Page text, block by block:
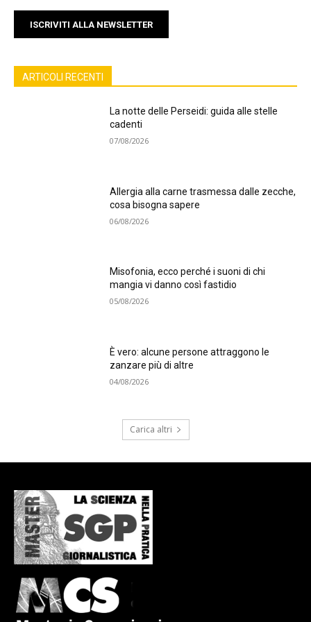
ISCRIVITI ALLA NEWSLETTER
ARTICOLI RECENTI
La notte delle Perseidi: guida alle stelle
cadenti
07/08/2026
Allergia alla carne trasmessa dalle zecche,
cosa bisogna sapere
06/08/2026
Misofonia, ecco perché i suoni di chi
mangia vi danno così fastidio
05/08/2026
È vero: alcune persone attraggono le
zanzare più di altre
04/08/2026
Carica altri